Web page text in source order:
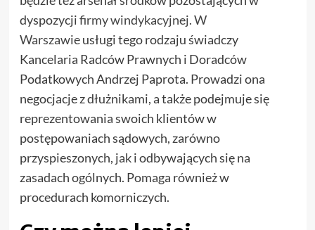
dyspozycjifirmy windykacyjnej. W
Warszawieusługi tego rodzaju świadczy
Kancelaria Radców Prawnych i Doradców
Podatkowych Andrzej Paprota. Prowadzi ona
negocjacje z dłużnikami, a także podejmuje się
reprezentowania swoich klientów w
postępowaniach sądowych, zarówno
przyspieszonych, jak i odbywających się na
zasadach ogólnych. Pomaga również w
procedurach komorniczych.